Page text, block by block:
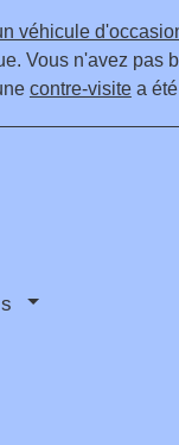
véhicule
Vous n'avez pas
contre-visitea été